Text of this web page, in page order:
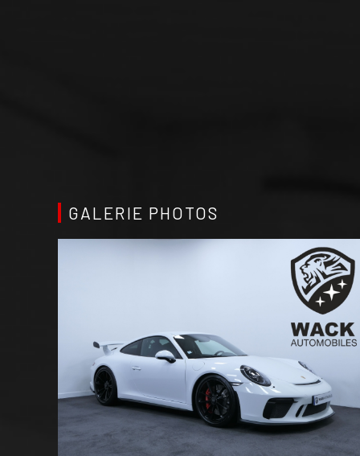
GALERIE PHOTOS